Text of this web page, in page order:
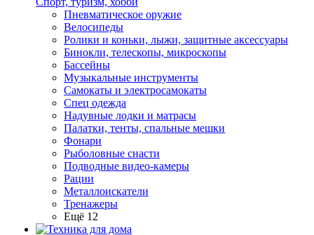
Пневматическое оружие
Велосипеды
Ролики и коньки, лыжи, защитные аксессуары
Бинокли, телескопы, микроскопы
Бассейны
Музыкальные инструменты
Самокаты и электросамокаты
Спец одежда
Надувные лодки и матрасы
Палатки, тенты, спальные мешки
Фонари
Рыболовные снасти
Подводные видео-камеры
Рации
Металлоискатели
Тренажеры
Ещё 12